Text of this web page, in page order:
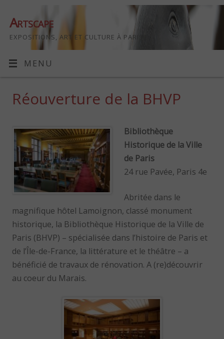
Artscape
EXPOSITIONS, ART ET CULTURE À PARIS
MENU
Réouverture de la BHVP
Bibliothèque
Historique de la Ville
de Paris
24 rue Pavée, Paris 4e
Abritée dans le
magnifique hôtel Lamoignon, classé monument
historique, la Bibliothèque Historique de la Ville de
Paris (BHVP) – spécialisée dans l’histoire de Paris et
de l’Île-de-France, la littérature et le théâtre – a
bénéficié de travaux de rénovation. A (re)découvrir
au coeur du Marais.